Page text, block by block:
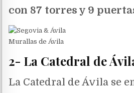
con 87 torres y 9
Murallas de Ávila
2- La Catedral de
La Catedral de Ávila se